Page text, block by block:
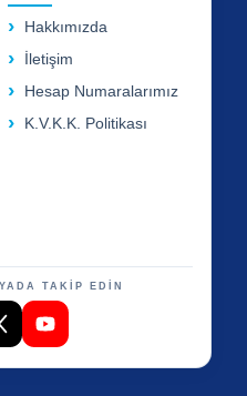
Hakkımızda
İletişim
Hesap Numaralarımız
K.V.K.K. Politikası
TAKİP EDİN